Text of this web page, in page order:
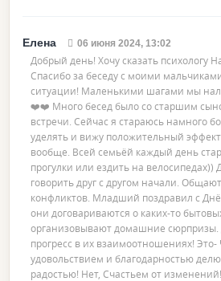
Елена 06 июня 2024, 13:02
Добрый день! Хочу сказать психологу
Спасибо за беседу с моими
ситуации! Маленькими шагами мы
❤️❤️ Много бесед было со старшим
встречи. Сейчас я стараюсь намного
уделять и вижу положительный эффект
вообще. Всей семьёй каждый день
прогулки или ездить на велосипедах))
говорить друг с другом начали.
конфликтов. Младший поздравил с
они договариваются о каких-то
организовывают домашние сюрпризы.
прогресс в их взаимоотношениях!
удовольствием и благодарностью
радостью! Нет, Счастьем от